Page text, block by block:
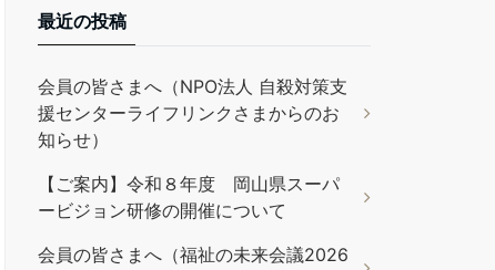
最近の投稿
会員の皆さまへ（NPO法人 自殺対策支
援センターライフリンクさまからのお
知らせ）
【ご案内】令和８年度 岡山県スーパ
ービジョン研修の開催について
会員の皆さまへ（福祉の未来会議2026